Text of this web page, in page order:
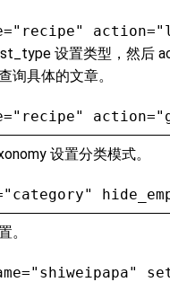
设置类型，然后
询具体的文章。
设置分类模式。
。